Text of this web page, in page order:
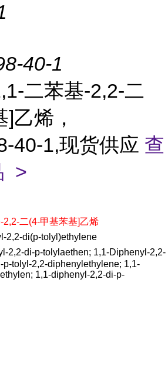
40-1
二苯基-2,2-二
乙烯，
40-1,现货供应 查
>
2,2-二(4-甲基苯基]乙烯
2,2-di(p-tolyl)ethylene
2,2-di-p-tolylaethen; 1,1-Diphenyl-2,2-
tolyl-2,2-diphenylethylene; 1,1-
1,1-diphenyl-2,2-di-p-